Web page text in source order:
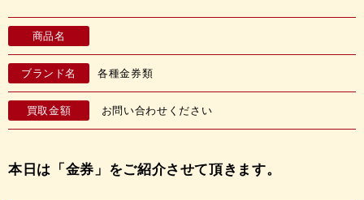
商品名
ブランド名 各種金券類
買取金額 お問い合わせください
本日は「金券 」をご紹介させて頂きます。